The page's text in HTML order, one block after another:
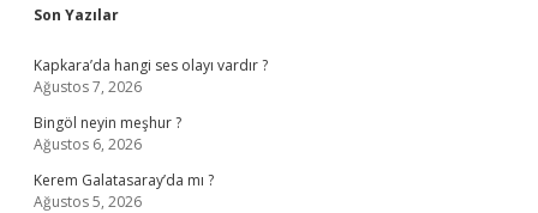
Sidebar
Son Yazılar
Kapkara’da hangi ses olayı vardır ?
Ağustos 7, 2026
Bingöl neyin meşhur ?
Ağustos 6, 2026
Kerem Galatasaray’da mı ?
Ağustos 5, 2026